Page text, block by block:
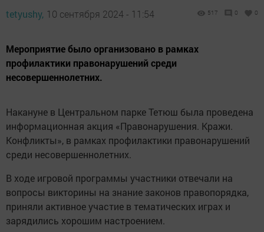
tetyushy, 10 сентября 2024 - 11:54 517 0 0
Мероприятие было организовано в рамках
профилактики правонарушений среди
несовершеннолетних.
Накануне в Центральном парке Тетюш была проведена
информационная акция «Правонарушения. Кражи.
Конфликты», в рамках профилактики правонарушений
среди несовершеннолетних.
В ходе игровой программы участники отвечали на
вопросы викторины на знание законов правопорядка,
приняли активное участие в тематических играх и
зарядились хорошим настроением.